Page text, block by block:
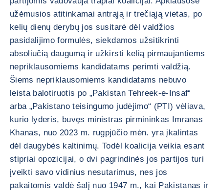
užėmusios atitinkamai antrąją ir trečiąją vietas, po
kelių dienų derybų jos susitarė dėl valdžios
pasidalijimo formulės, siekdamos užsitikrinti
absoliučią daugumą ir užkirsti kelią pirmaujantiems
nepriklausomiems kandidatams perimti valdžią.
Šiems nepriklausomiems kandidatams nebuvo
leista balotiruotis po „Pakistan Tehreek-e-Insaf“
arba „Pakistano teisingumo judėjimo“ (PTI) vėliava,
kurio lyderis, buvęs ministras pirmininkas Imranas
Khanas, nuo 2023 m. rugpjūčio mėn. yra įkalintas
dėl daugybės kaltinimų. Todėl koalicija veikia esant
stipriai opozicijai, o dvi pagrindinės jos partijos turi
įveikti savo vidinius nesutarimus, nes jos
pakaitomis valdė šalį nuo 1947 m., kai Pakistanas ir